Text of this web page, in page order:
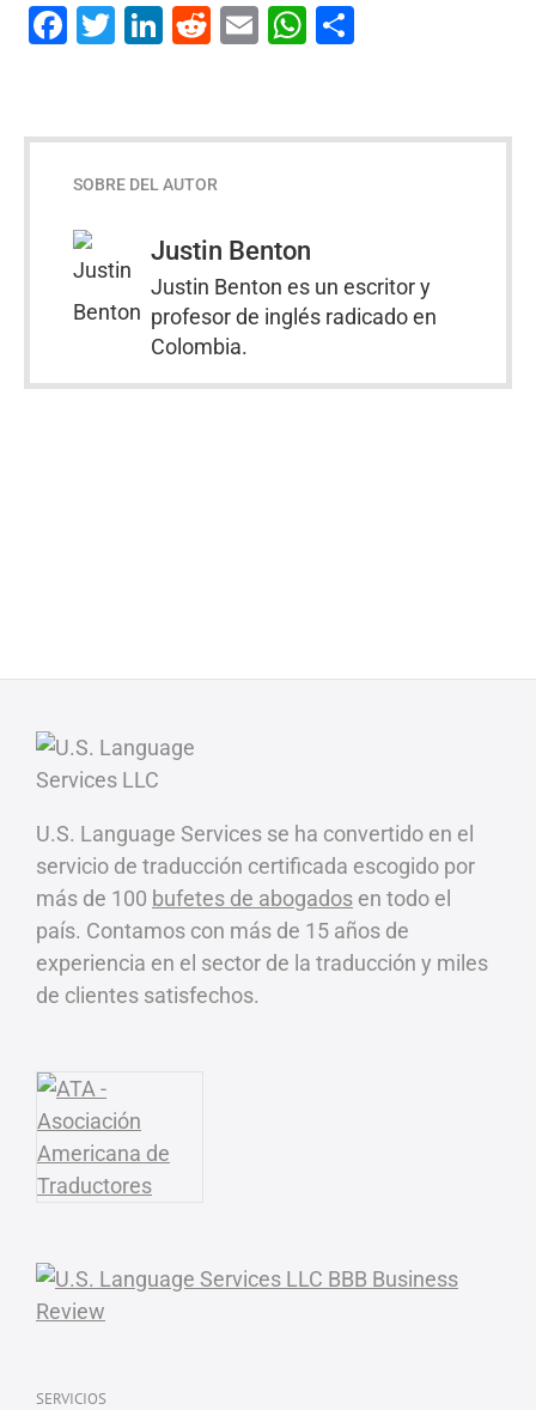
Facebook
Twitter
LinkedIn
Reddit
EmailWhatsApp
Compartir
SOBRE DEL AUTOR
Justin Benton
Justin Benton es un escritor y
profesor de inglés radicado en
Colombia.
U.S. Language Services se ha convertido en el
servicio de traducción certificada escogido por
más de 100 bufetes de abogados en todo el
país. Contamos con más de 15 años de
experiencia en el sector de la traducción y miles
de clientes satisfechos.
SERVICIOS